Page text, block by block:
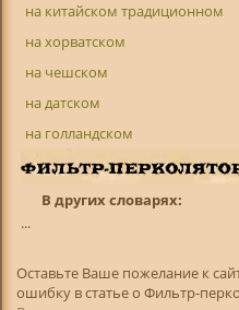
на китайском традиционном
на хорватском
на чешском
на датском
на голландском
В других словарях:
...
Оставьте Ваше пожелание к
ошибку в статье о Фильтр-